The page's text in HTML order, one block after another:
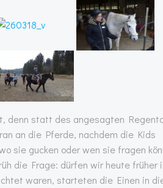
denn statt des angesagten
an die Pferde, nachdem die Kids
sie gucken oder wen sie fragen
die Frage: dürfen wir heute früher
waren, starteten die Einen in